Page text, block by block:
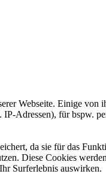
Webseite. Einige
Adressen), für bspw.
da sie für das
Diese Cookies
Surferlebnis auswirken.